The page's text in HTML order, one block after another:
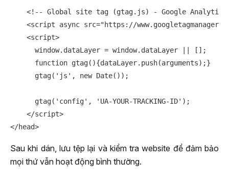
<!-- Global site tag (gtag.js) - Google Analytics
<script async src="https://
    <script>
      window.dataLayer = window.dataLayer || [];
      function gtag(){dataLayer.push(arguments);}
      gtag('js', new Date());
      gtag('config', 'UA-YOUR-TRACKING-ID');
    </script>
Sau khi dán, lưu tệp lại và kiểm tra website để đảm bảo
mọi thứ vẫn hoạt động bình thường.